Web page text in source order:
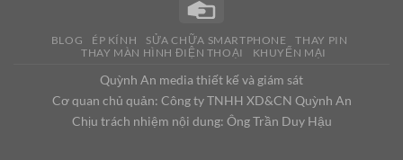
BLOG ÉP KÍNH SỬA CHỮA SMARTPHONE
THAY PIN
THAY MÀN HÌNH ĐIỆN THOẠI
KHUYẾN MẠI
Quỳnh An media thiết kế và giám sát
Cơ quan chủ quản: Công ty TNHH XD&CN Quỳnh An
Chịu trách nhiệm nội dung: Ông Trần Duy Hậu